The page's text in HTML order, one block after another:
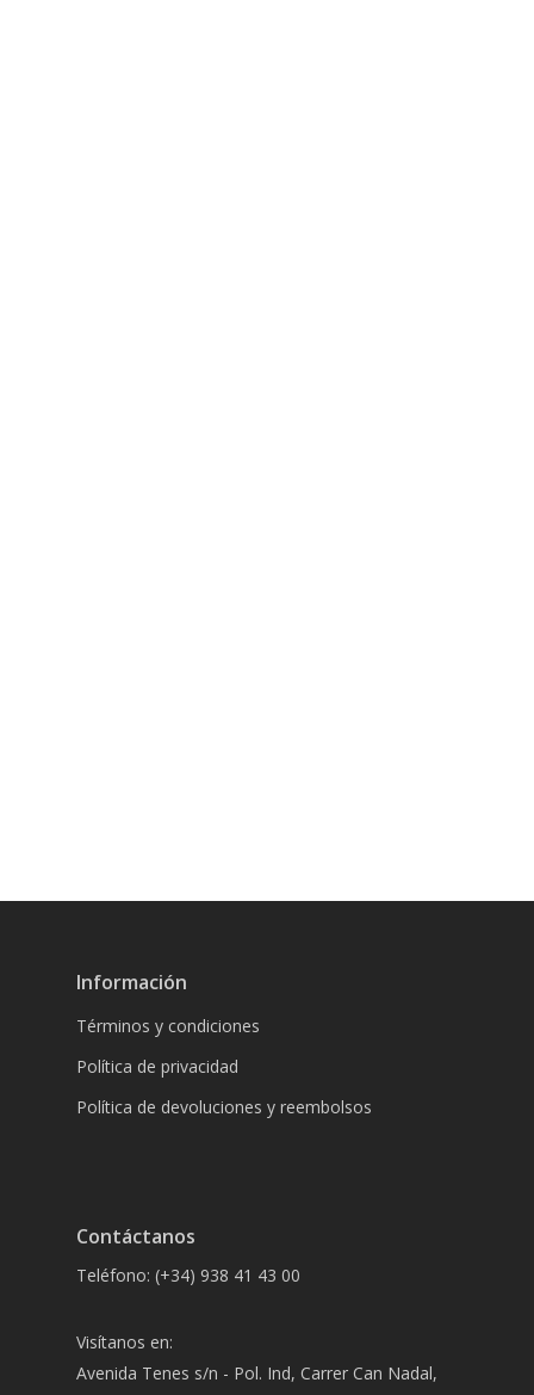
Información
Términos y condiciones
Política de privacidad
Política de devoluciones y reembolsos
Contáctanos
Teléfono: (+34) 938 41 43 00
Visítanos en:
Avenida Tenes s/n - Pol. Ind, Carrer Can Nadal,